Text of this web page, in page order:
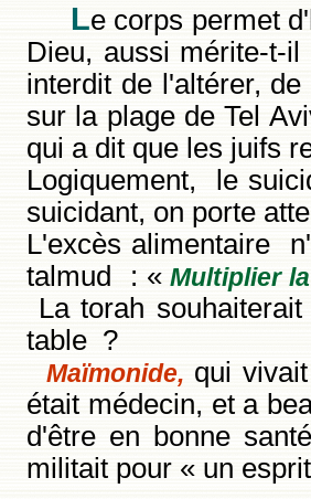
Le corps permet
Dieu, aussi mérite-t-
interdit de l'altérer,
sur la plage de Tel
qui a dit que les juifs
Logiquement, le
suicidant, on porte
L'excès alimentaire
talmud : «Multiplier
La torah
table ?
Maïmonide, qui
était médecin, et a
d'être en bonne
militait pour « un